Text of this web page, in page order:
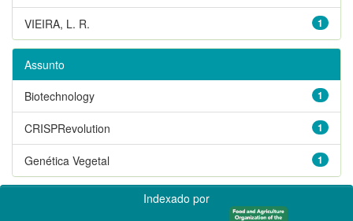
1
VIEIRA, L. R.
Assunto
1
Biotechnology
1
CRISPRevolution
1
Genética Vegetal
Indexado por